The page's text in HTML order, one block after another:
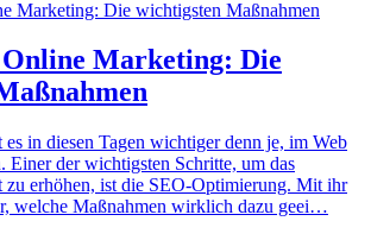
Marketing: Die
in diesen Tagen wichtiger denn je, im Web
Einer der wichtigsten Schritte, um das
zu erhöhen, ist die SEO-Optimierung. Mit ihr
welche Maßnahmen wirklich dazu geei…